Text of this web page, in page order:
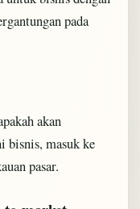
pada
akan
bisnis, masuk ke
pasar.